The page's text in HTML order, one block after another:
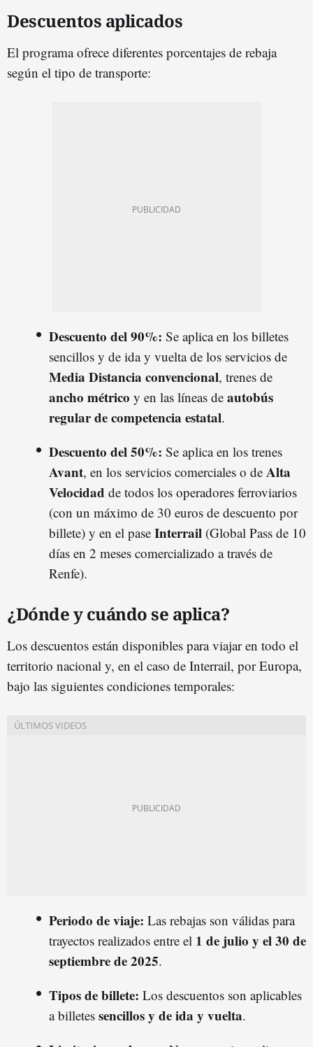
Descuentos aplicados
El programa ofrece diferentes porcentajes de rebaja
según el tipo de transporte:
Descuento del 90%: Se aplica en los billetes
sencillos y de ida y vuelta de los servicios de
Media Distancia convencional, trenes de
ancho métrico y en las líneas de autobús
regular de competencia estatal.
Descuento del 50%: Se aplica en los trenes
Avant, en los servicios comerciales o de Alta
Velocidad de todos los operadores ferroviarios
(con un máximo de 30 euros de descuento por
billete) y en el pase Interrail (Global Pass de 10
días en 2 meses comercializado a través de
Renfe).
¿Dónde y cuándo se aplica?
Los descuentos están disponibles para viajar en todo el
territorio nacional y, en el caso de Interrail, por Europa,
bajo las siguientes condiciones temporales:
Periodo de viaje: Las rebajas son válidas para
trayectos realizados entre el 1 de julio y el 30 de
septiembre de 2025.
Tipos de billete: Los descuentos son aplicables
a billetes sencillos y de ida y vuelta.